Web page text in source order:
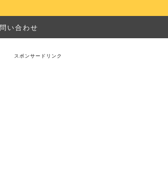
問い合わせ
スポンサードリンク